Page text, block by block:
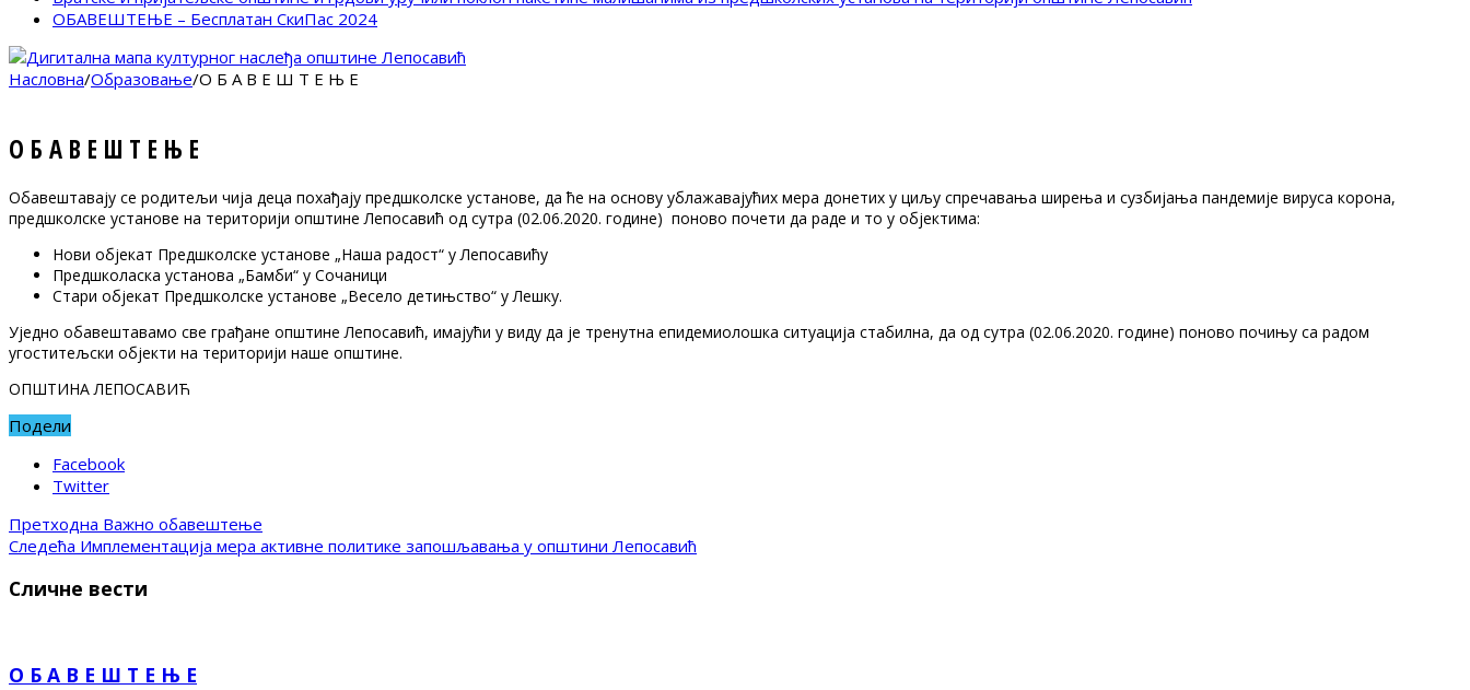
ОБАВЕШТЕЊЕ – Бесплатан СкиПас 2024
Насловна/Образовање/О Б А В Е Ш Т Е Њ Е
О Б А В Е Ш Т Е Њ Е
Обавештавају се родитељи чија деца похађају предшколске установе, да ће на основу ублажавајућих мера донетих у циљу спречавања ширења и сузбијања пандемије вируса корона,
предшколске установе на територији општине Лепосавић од сутра (02.06.2020. године) поново почети да раде и то у објектима:
Нови објекат Предшколске установе „Наша радост“ у Лепосавићу
Предшколаска установа „Бамби“ у Сочаници
Стари објекат Предшколске установе „Весело детињство“ у Лешку.
Уједно обавештавамо све грађане општине Лепосавић, имајући у виду да је тренутна епидемиолошка ситуација стабилна, да од сутра (02.06.2020. године) поново почињу са радом
угоститељски објекти на територији наше општине.
ОПШТИНА ЛЕПОСАВИЋ
Подели
Facebook
Twitter
Претходна Важно обавештење
Следећа Имплементација мера активне политике запошљавања у општини Лепосавић
Сличне вести
О Б А В Е Ш Т Е Њ Е